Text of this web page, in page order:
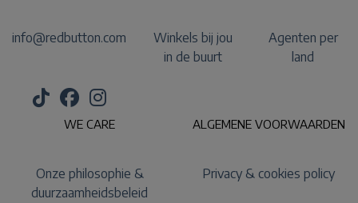
info@redbutton.com
Winkels bij jou
in de buurt
Agenten per
land
WE CARE
Onze philosophie &
duurzaamheidsbeleid
ALGEMENE VOORWAARDEN
Privacy & cookies policy